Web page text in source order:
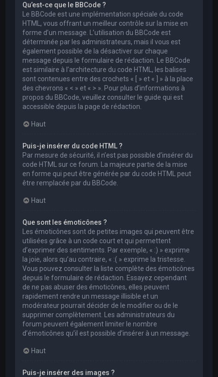
Qu’est-ce que le BBCode ?
Le BBCode est une implémentation spéciale du code
HTML, vous offrant un meilleur contrôle sur la mise en
forme d’un message. L’utilisation du BBCode est
déterminée par les administrateurs, mais il vous est
également possible de la désactiver sur chaque
message depuis le formulaire de rédaction. Le BBCode
est similaire à l’architecture du code HTML, les balises
sont contenues entre des crochets « [ » et « ] » à la place
des chevrons « < » et « > ». Pour plus d’informations à
propos du BBCode, veuillez consulter le guide qui est
accessible depuis la page de rédaction.
Haut
Puis-je insérer du code HTML ?
Par mesure de sécurité, il n’est pas possible d’insérer du
code HTML sur ce forum. La majeure partie de la mise
en forme qui peut être générée par du code HTML peut
être remplacée par du BBCode.
Haut
Que sont les émoticônes ?
Les émoticônes sont de petites images qui peuvent être
utilisées grâce à un code court et qui permettent
d’exprimer des sentiments. Par exemple, « :) » exprime
la joie, alors qu’au contraire, « :( » exprime la tristesse.
Vous pouvez consulter la liste complète des émoticônes
depuis le formulaire de rédaction. Essayez cependant
de ne pas abuser des émoticônes, elles peuvent
rapidement rendre un message illisible et un
modérateur pourrait décider de le modifier ou de le
supprimer complètement. Les administrateurs du
forum peuvent également limiter le nombre
d’émoticônes qu’il est possible d’insérer à un message.
Haut
Puis-je insérer des images ?